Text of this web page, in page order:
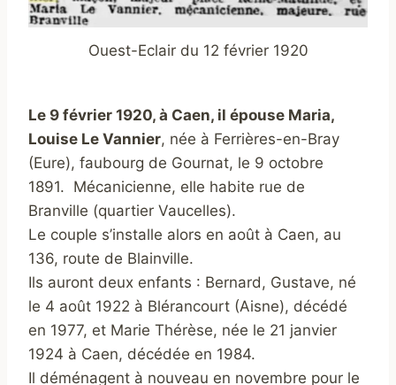
Ouest-Eclair du 12 février 1920
Le 9 février 1920, à Caen, il épouse Maria,
Louise Le Vannier, née à Ferrières-en-Bray
(Eure), faubourg de Gournat, le 9 octobre
1891. Mécanicienne, elle habite rue de
Branville (quartier Vaucelles).
Le couple s’installe alors en août à Caen, au
136, route de Blainville.
Ils auront deux enfants : Bernard, Gustave, né
le 4 août 1922 à Blérancourt (Aisne), décédé
en 1977, et Marie Thérèse, née le 21 janvier
1924 à Caen, décédée en 1984.
Il déménagent à nouveau en novembre pour le